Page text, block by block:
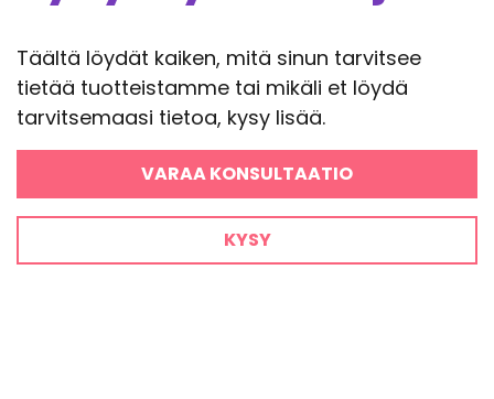
Täältä löydät kaiken, mitä sinun tarvitsee
tietää tuotteistamme tai mikäli et löydä
tarvitsemaasi tietoa, kysy lisää.
VARAA KONSULTAATIO
KYSY